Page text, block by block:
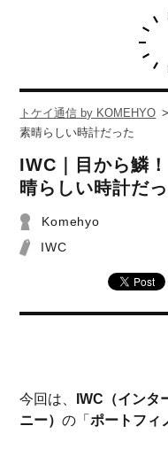
トケイ通信 by KOMEHYO >
素晴らしい時計だった
IWC｜目から鱗
晴らしい時計だ
Komehyo
IWC
今回は、
IWC（インタ
ニー）の「ポートフィ